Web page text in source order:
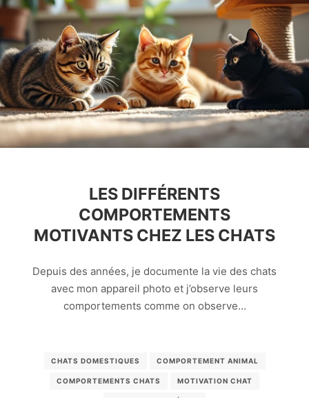
LES DIFFÉRENTS
COMPORTEMENTS
MOTIVANTS CHEZ LES CHATS
Depuis des années, je documente la vie des chats
avec mon appareil photo et j’observe leurs
comportements comme on observe…
CHATS DOMESTIQUES COMPORTEMENT ANIMAL
COMPORTEMENTS CHATS MOTIVATION CHAT